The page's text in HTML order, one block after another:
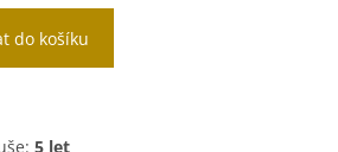
do košíku
5 let